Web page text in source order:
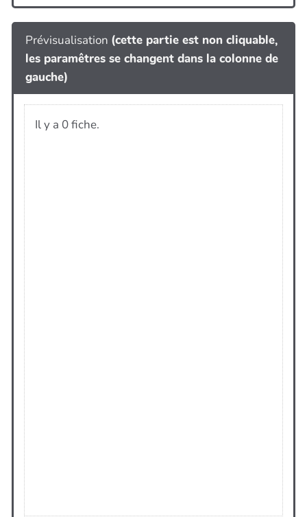
Prévisualisation (cette partie est non cliquable,
les paramêtres se changent dans la colonne de
gauche)